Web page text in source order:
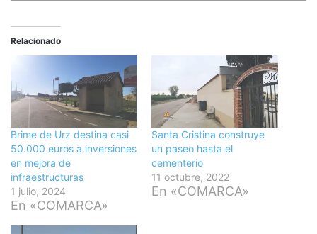
Relacionado
Brime de Urz destina casi
50.000 euros a inversiones
en mejora de
infraestructuras
1 julio, 2024
En «COMARCA»
Santa Cristina construye
un paseo hasta el
cementerio
11 octubre, 2022
En «COMARCA»